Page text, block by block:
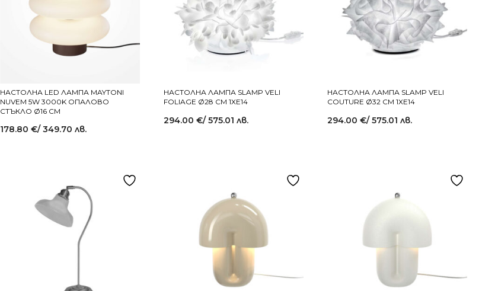
НАСТОЛНА LED ЛАМПА MAYTONI
NUVEM 5W 3000K ОПАЛОВО
СТЪКЛО Ø16 СМ
178.80 €/ 349.70 лв.
НАСТОЛНА ЛАМПА SLAMP VELI
FOLIAGE Ø28 СМ 1XE14
294.00 €/ 575.01 лв.
НАСТОЛНА ЛАМПА SLAMP VELI
COUTURE Ø32 СМ 1XE14
294.00 €/ 575.01 лв.